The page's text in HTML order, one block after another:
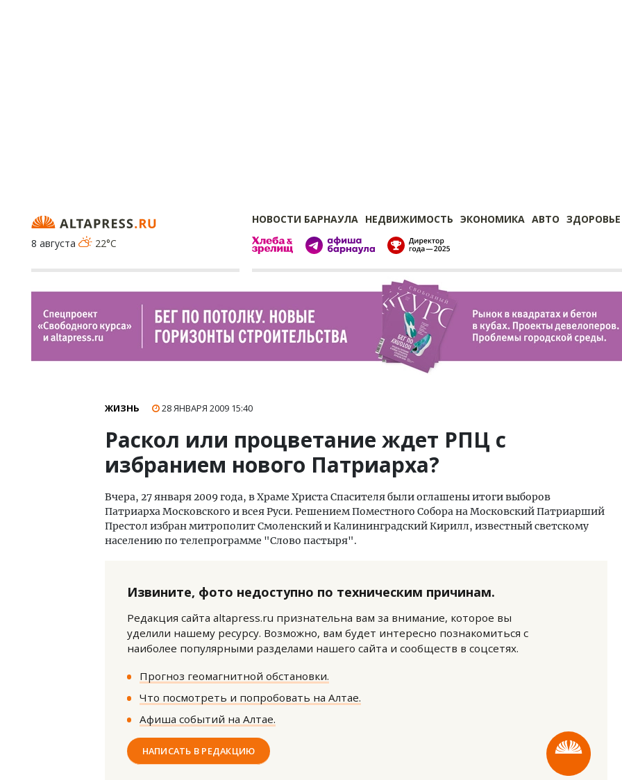
НОВОСТИ БАРНАУЛА НЕДВИЖИМОСТЬ ЭКОНОМИКА АВТО ЗДОРОВЬЕ
8 августа
22°C
ЖИЗНЬ 28 ЯНВАРЯ 2009 15:40
Раскол или процветание ждет РПЦ с
избранием нового Патриарха?
Вчера, 27 января 2009 года, в Храме Христа Спасителя были оглашены итоги выборов
Патриарха Московского и всея Руси. Решением Поместного Собора на Московский Патриарший
Престол избран митрополит Смоленский и Калининградский Кирилл, известный светскому
населению по телепрограмме "Слово пастыря".
Извините, фото недоступно по техническим причинам.
Редакция сайта altapress.ru признательна вам за внимание, которое вы
уделили нашему ресурсу. Возможно, вам будет интересно познакомиться с
наиболее популярными разделами нашего сайта и сообществ в соцсетях.
Прогноз геомагнитной обстановки.
Что посмотреть и попробовать на Алтае.
Афиша событий на Алтае.
НАПИСАТЬ В РЕДАКЦИЮ
Архитектурный код
земли. Мощение
плитами становится